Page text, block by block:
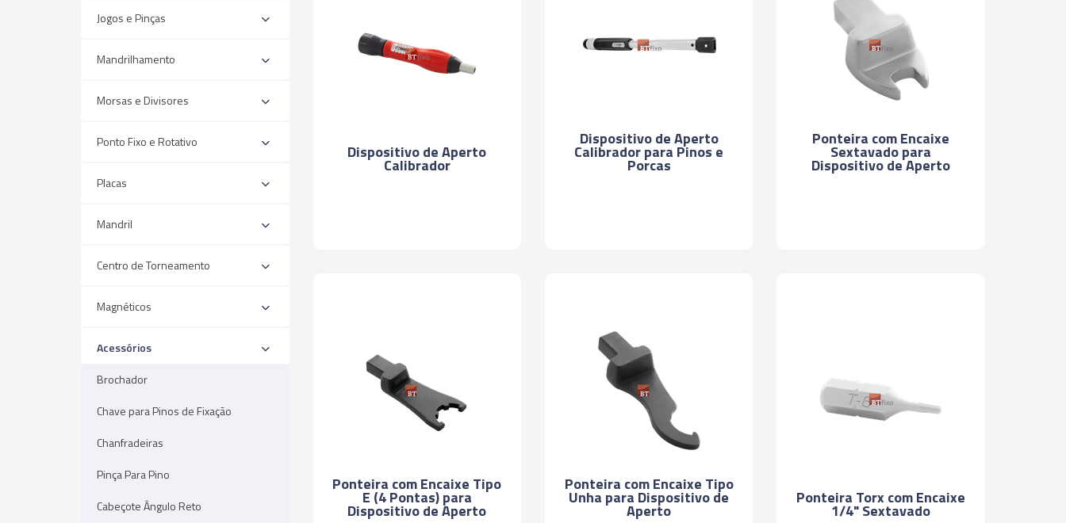
Jogos e Pinças
Mandrilhamento
Morsas e Divisores
Ponto Fixo e Rotativo
Placas
Mandril
Centro de Torneamento
Magnéticos
Acessórios
Brochador
Chave para Pinos de Fixação
Chanfradeiras
Pinça Para Pino
Cabeçote Ângulo Reto
Dispositivo de Aperto
Calibrador
Dispositivo de Aperto
Calibrador para Pinos e
Porcas
Ponteira com Encaixe
Sextavado para
Dispositivo de Aperto
Ponteira com Encaixe Tipo
E (4 Pontas) para
Dispositivo de Aperto
Ponteira com Encaixe Tipo
Unha para Dispositivo de
Aperto
Ponteira Torx com Encaixe
1/4" Sextavado